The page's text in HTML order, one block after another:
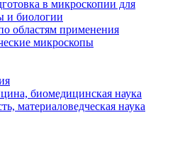
в микроскопии для
и биологии
областям применения
микроскопы
биомедицинская наука
материаловедческая наука